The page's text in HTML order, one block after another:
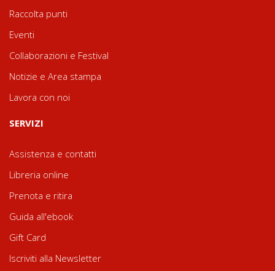
Raccolta punti
Eventi
Collaborazioni e Festival
Notizie e Area stampa
Lavora con noi
SERVIZI
Assistenza e contatti
Libreria online
Prenota e ritira
Guida all'ebook
Gift Card
Iscriviti alla Newsletter